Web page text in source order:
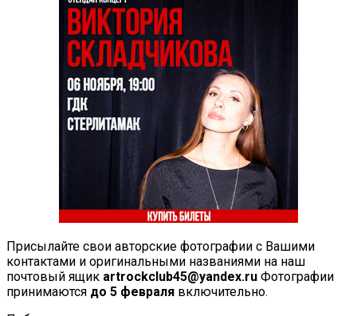
Присылайте свои авторские фотографии с Вашими
контактами и оригинальными названиями на наш
почтовый ящик artrockclub45@yandex.ru Фотографии
принимаются до 5 февраля включительно.